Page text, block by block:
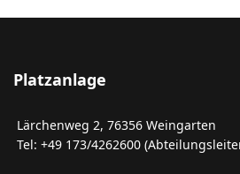
Platzanlage
Lärchenweg 2, 76356 Weingarten
Tel: +49 173/4262600